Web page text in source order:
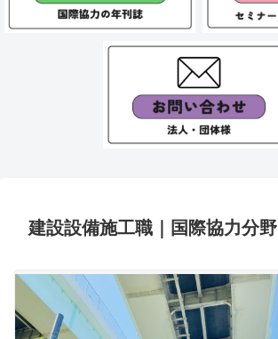
建設設備施工職｜国際協力分野